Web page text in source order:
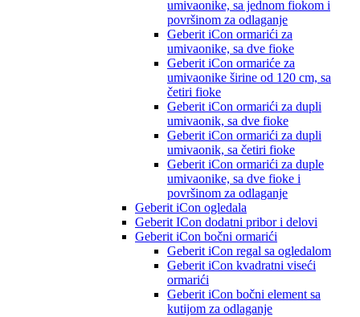
umivaonike, sa jednom fiokom i
površinom za odlaganje
Geberit iCon ormarići za
umivaonike, sa dve fioke
Geberit iCon ormariće za
umivaonike širine od 120 cm, sa
četiri fioke
Geberit iCon ormarići za dupli
umivaonik, sa dve fioke
Geberit iCon ormarići za dupli
umivaonik, sa četiri fioke
Geberit iCon ormarići za duple
umivaonike, sa dve fioke i
površinom za odlaganje
Geberit iCon ogledala
Geberit ICon dodatni pribor i delovi
Geberit iCon bočni ormarići
Geberit iCon regal sa ogledalom
Geberit iCon kvadratni viseći
ormarići
Geberit iCon bočni element sa
kutijom za odlaganje